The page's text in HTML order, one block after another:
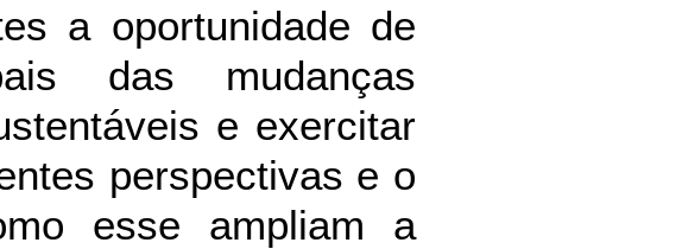
a oportunidade de
das mudanças
e exercitar
perspectivas e o
esse ampliam a